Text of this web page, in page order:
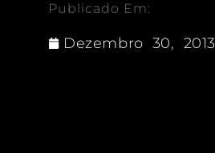
Publicado Em:
Dezembro 30, 2013